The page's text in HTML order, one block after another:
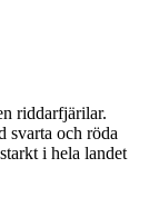
riddarfjärilar.
svarta och röda
i hela landet